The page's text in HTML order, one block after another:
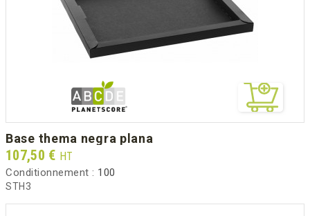
base thema negra plana
Prix
107,50 € HT
Conditionnement : 100
STH3